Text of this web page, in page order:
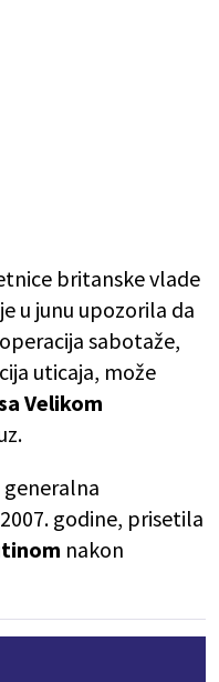
britanske vlade
u junu upozorila da
sabotaže,
uticaja, može
Velikom
generalna
godine, prisetila
nakon